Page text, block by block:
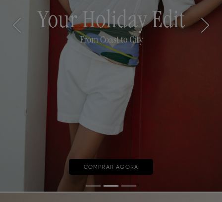
COMPRAR AGORA
Previous Next